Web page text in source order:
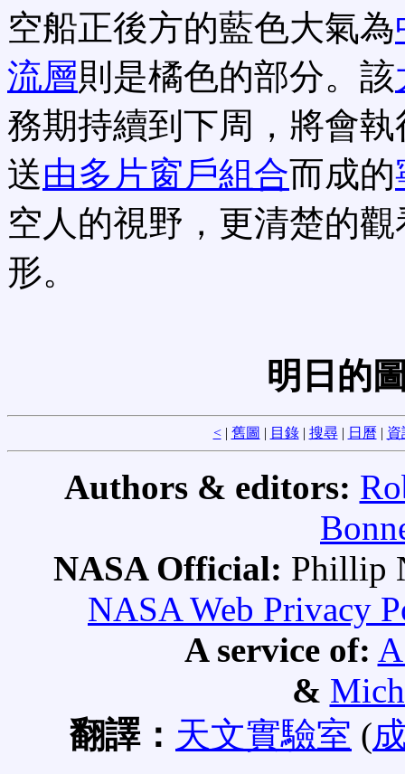
空船正後方的藍色大氣為
流層則是橘色的部分。該
務期持續到下周，將會執
送由多片窗戶組合而成的
空人的視野，更清楚的
形。
明日的
<| 舊圖 | 目錄| 搜尋| 日曆 | 資
Authors & editors:
NASA Official: Phillip
NASA Web Privacy
A service of:
&
翻譯： 天文實驗室 (